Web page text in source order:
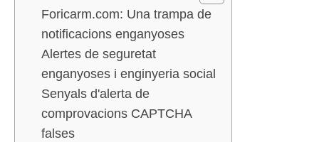
Foricarm.com: Una trampa de
notificacions enganyoses
Alertes de seguretat
enganyoses i enginyeria social
Senyals d'alerta de
comprovacions CAPTCHA
falses